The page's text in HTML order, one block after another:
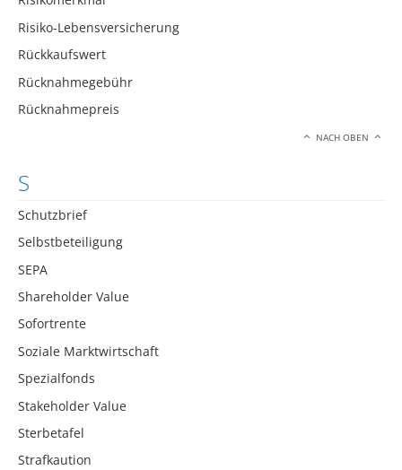
Risiko-Lebensversicherung
Rückkaufswert
Rücknahmegebühr
Rücknahmepreis
NACH OBEN
S
Schutzbrief
Selbstbeteiligung
SEPA
Shareholder Value
Sofortrente
Soziale Marktwirtschaft
Spezialfonds
Stakeholder Value
Sterbetafel
Strafkaution